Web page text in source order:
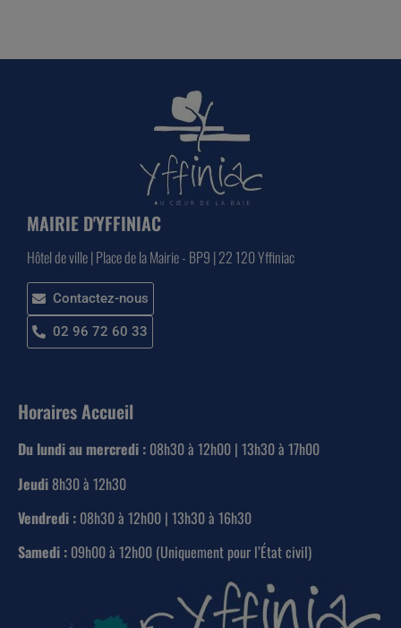
MAIRIE D'YFFINIAC
Hôtel de ville | Place de la Mairie - BP9 | 22 120 Yffiniac
Contactez-nous
02 96 72 60 33
Horaires Accueil
Du lundi au mercredi : 08h30 à 12h00 | 13h30 à 17h00
Jeudi 8h30 à 12h30
Vendredi : 08h30 à 12h00 | 13h30 à 16h30
Samedi : 09h00 à 12h00 (Uniquement pour l’État civil)